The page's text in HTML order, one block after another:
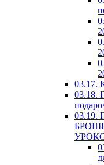
03.17.
03.18.